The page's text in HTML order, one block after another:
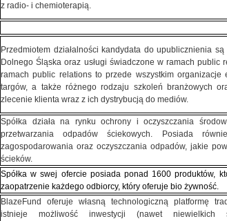
z radio- i chemioterapią.
Przedmiotem działalności kandydata do upublicznienia
Dolnego Śląska oraz usługi świadczone w ramach public
ramach public relations to przede wszystkim organizacje
targów, a także różnego rodzaju szkoleń branżowych
zlecenie klienta wraz z ich dystrybucją do mediów.
Spółka działa na rynku ochrony i oczyszczania
przetwarzania odpadów ściekowych. Posiada
zagospodarowania oraz oczyszczania odpadów, jakie
ścieków.
Spółka w swej ofercie posiada ponad 1600 produktów,
zaopatrzenie każdego odbiorcy, który oferuje bio żywność.
BlazeFund oferuje własną technologiczną platformę
istnieje możliwość inwestycji (nawet niewielkich